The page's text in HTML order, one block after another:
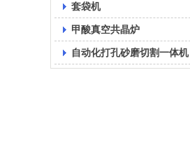
套袋机
甲酸真空共晶炉
自动化打孔砂磨切割一体机